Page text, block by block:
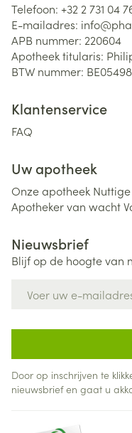
Telefoon: +32 2 731 04
E-mailadres: info@
APB nummer: 220604
Apotheek titularis:
BTW nummer:
Klantenservice
FAQ
Uw apotheek
Onze apotheek
Apotheker van wacht
Nieuwsbrief
Blijf op de hoogte van
Door op inschrijven te
nieuwsbrief en gaat u